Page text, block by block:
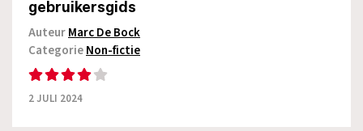
gebruikersgids
AuteurMarc De Bock
CategorieNon-fictie
2 JULI 2024